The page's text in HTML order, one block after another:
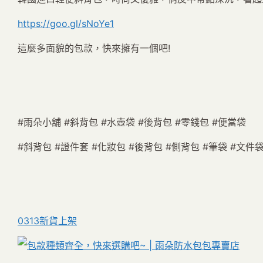
https://goo.gl/sNoYe1
這麼多面貌的包款，快來擁有一個吧!
#雨朵小舖 #斜背包 #水壺袋 #後背包 #零錢包 #便當袋
#斜背包 #證件套 #化妝包 #後背包 #側背包 #筆袋 #文件
0313新貨上架